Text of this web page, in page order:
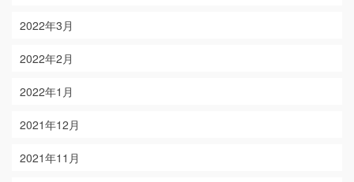
2022年3月
2022年2月
2022年1月
2021年12月
2021年11月